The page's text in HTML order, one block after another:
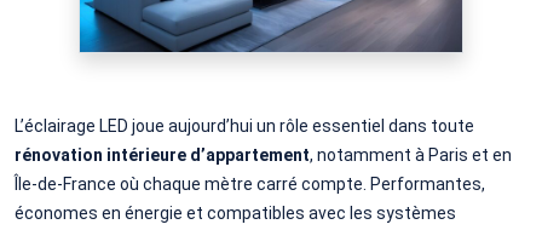
L’éclairage LED joue aujourd’hui un rôle essentiel dans toute
rénovation intérieure d’appartement, notamment à Paris et en
Île-de-France où chaque mètre carré compte. Performantes,
économes en énergie et compatibles avec les systèmes